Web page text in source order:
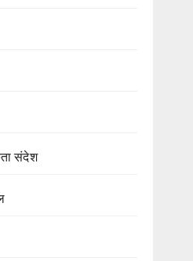
संदेश